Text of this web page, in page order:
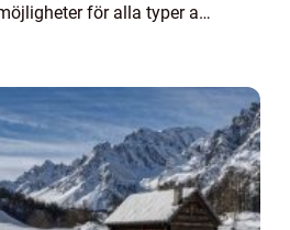
för alla typer av